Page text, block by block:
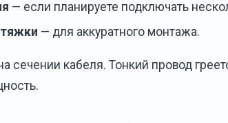
— если планируете подключать
— для аккуратного монтажа.
сечении кабеля. Тонкий провод